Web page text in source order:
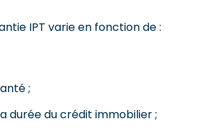
IPT varie en fonction de :
;
durée du crédit immobilier ;